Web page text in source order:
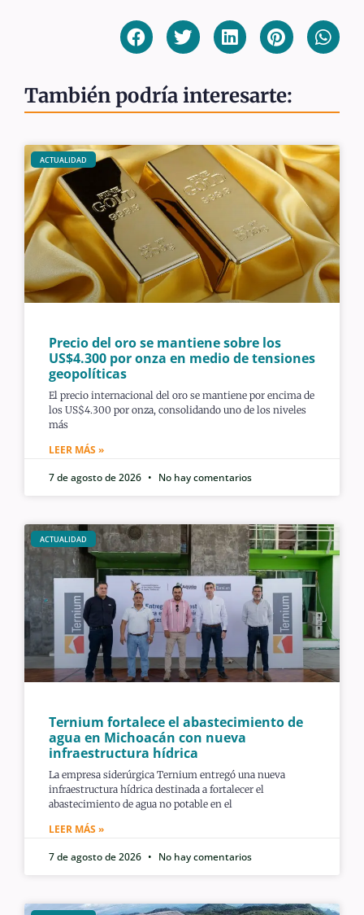
También podría interesarte:
ACTUALIDAD
Precio del oro se mantiene sobre los
US$4.300 por onza en medio de tensiones
geopolíticas
El precio internacional del oro se mantiene por encima de
los US$4.300 por onza, consolidando uno de los niveles
más
LEER MÁS »
7 de agosto de 2026
No hay comentarios
ACTUALIDAD
Ternium fortalece el abastecimiento de
agua en Michoacán con nueva
infraestructura hídrica
La empresa siderúrgica Ternium entregó una nueva
infraestructura hídrica destinada a fortalecer el
abastecimiento de agua no potable en el
LEER MÁS »
7 de agosto de 2026
No hay comentarios